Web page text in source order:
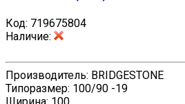
Код: 719675804
Наличие:
Производитель: BRIDGESTONE
Типоразмер: 100/90 -19